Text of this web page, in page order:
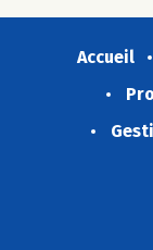
Accueil